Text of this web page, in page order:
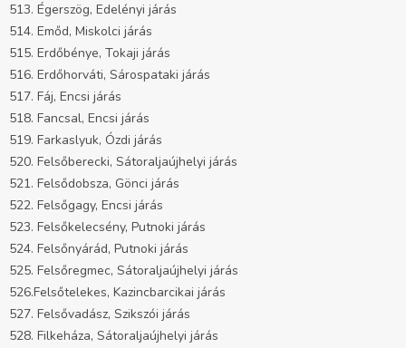
513. Égerszög, Edelényi járás
514. Emőd, Miskolci járás
515. Erdőbénye, Tokaji járás
516. Erdőhorváti, Sárospataki járás
517. Fáj, Encsi járás
518. Fancsal, Encsi járás
519. Farkaslyuk, Ózdi járás
520. Felsőberecki, Sátoraljaújhelyi járás
521. Felsődobsza, Gönci járás
522. Felsőgagy, Encsi járás
523. Felsőkelecsény, Putnoki járás
524. Felsőnyárád, Putnoki járás
525. Felsőregmec, Sátoraljaújhelyi járás
526.Felsőtelekes, Kazincbarcikai járás
527. Felsővadász, Szikszói járás
528. Filkeháza, Sátoraljaújhelyi járás